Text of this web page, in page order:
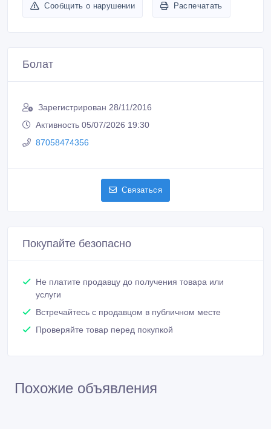
Сообщить о нарушении Распечатать
Болат
Зарегистрирован 28/11/2016
Активность 05/07/2026 19:30
87058474356
Связаться
Покупайте безопасно
Не платите продавцу до получения товара или
услуги
Встречайтесь с продавцом в публичном месте
Проверяйте товар перед покупкой
Похожие объявления